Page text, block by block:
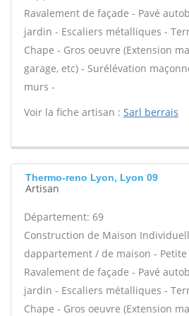
Ravalement de façade - Pavé
jardin - Escaliers métalliques -
Chape - Gros oeuvre (Extension
garage, etc) - Surélévation
murs -
Voir la fiche artisan : Sarl berrais
Thermo-reno Lyon, Lyon 09
Artisan
Département: 69
Construction de Maison
dappartement / de maison -
Ravalement de façade - Pavé
jardin - Escaliers métalliques -
Chape - Gros oeuvre (Extension